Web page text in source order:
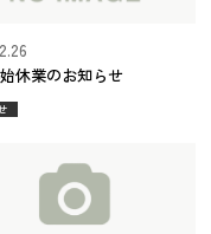
休業のお知らせ